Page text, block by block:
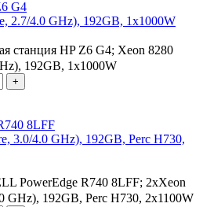
G4
2.7/4.0 GHz), 192GB, 1x1000W
станция HP Z6 G4; Xeon 8280
192GB, 1x1000W
+
8LFF
3.0/4.0 GHz), 192GB, Perc H730,
PowerEdge R740 8LFF; 2xXeon
GHz), 192GB, Perc H730, 2x1100W